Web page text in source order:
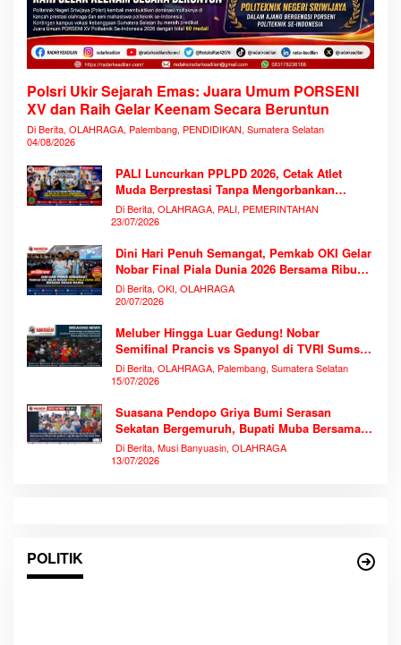
Polsri Ukir Sejarah Emas: Juara Umum PORSENI
XV dan Raih Gelar Keenam Secara Beruntun
Di Berita, OLAHRAGA, Palembang, PENDIDIKAN, Sumatera Selatan
04/08/2026
PALI Luncurkan PPLPD 2026, Cetak Atlet
Muda Berprestasi Tanpa Mengorbankan
Pendidikan
Di Berita, OLAHRAGA, PALI, PEMERINTAHAN
23/07/2026
Dini Hari Penuh Semangat, Pemkab OKI Gelar
Nobar Final Piala Dunia 2026 Bersama Ribuan
Warga
Di Berita, OKI, OLAHRAGA
20/07/2026
Meluber Hingga Luar Gedung! Nobar
Semifinal Prancis vs Spanyol di TVRI Sumsel
Memecahkan Rekor Antusiasme
Di Berita, OLAHRAGA, Palembang, Sumatera Selatan
15/07/2026
Suasana Pendopo Griya Bumi Serasan
Sekatan Bergemuruh, Bupati Muba Bersama
Ribuan Warga Nobar Laga Bersejarah Piala
Dunia 2026
Di Berita, Musi Banyuasin, OLAHRAGA
13/07/2026
POLITIK